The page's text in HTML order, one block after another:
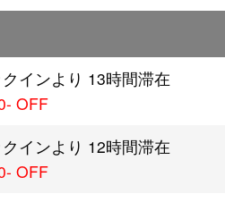
インより 13時間滞在
OFF
インより 12時間滞在
OFF